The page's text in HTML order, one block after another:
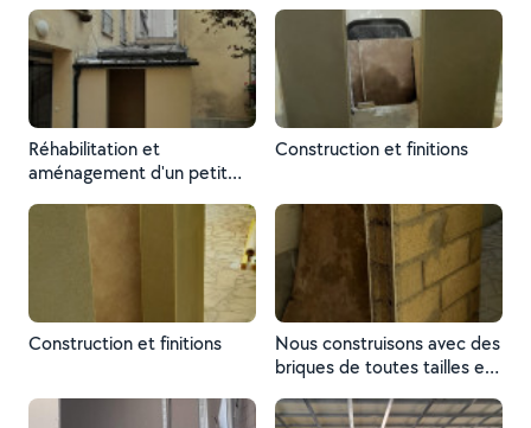
Réhabilitation et
aménagement d'un petit
Construction et finitions
Construction et finitions
Nous construisons avec des
briques de toutes tailles et
réhabilitation.